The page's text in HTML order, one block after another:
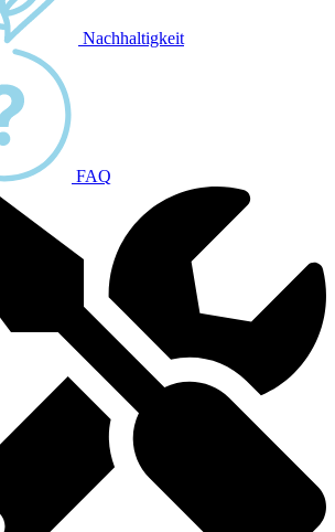
Nachhaltigkeit
FAQ